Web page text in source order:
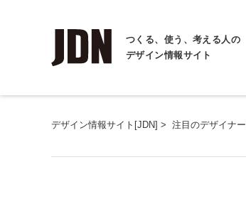
つくる、使う、考える人の
デザイン情報サイト
デザイン情報サイト[JDN] > 注目のデザイナー